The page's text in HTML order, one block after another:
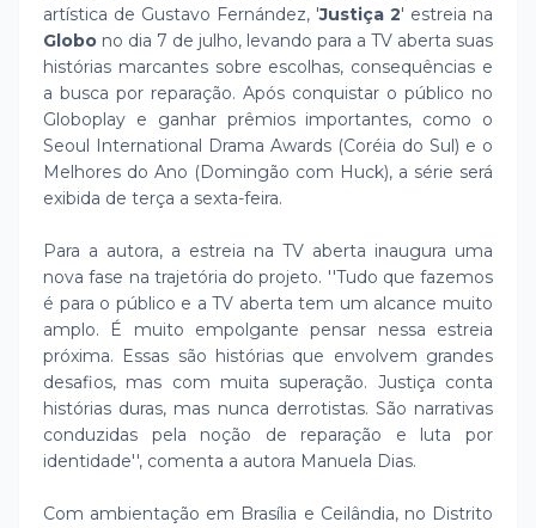
artística de Gustavo Fernández, 'Justiça 2' estreia na
Globo no dia 7 de julho, levando para a TV aberta suas
histórias marcantes sobre escolhas, consequências e
a busca por reparação. Após conquistar o público no
Globoplay e ganhar prêmios importantes, como o
Seoul International Drama Awards (Coréia do Sul) e o
Melhores do Ano (Domingão com Huck), a série será
exibida de terça a sexta-feira.
Para a autora, a estreia na TV aberta inaugura uma
nova fase na trajetória do projeto. ''Tudo que fazemos
é para o público e a TV aberta tem um alcance muito
amplo. É muito empolgante pensar nessa estreia
próxima. Essas são histórias que envolvem grandes
desafios, mas com muita superação. Justiça conta
histórias duras, mas nunca derrotistas. São narrativas
conduzidas pela noção de reparação e luta por
identidade'', comenta a autora Manuela Dias.
Com ambientação em Brasília e Ceilândia, no Distrito